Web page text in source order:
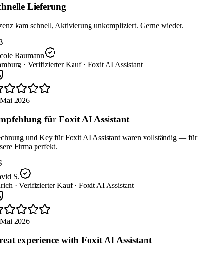
Lieferung
kam schnell, Aktivierung unkompliziert. Gerne wieder.
Baumann
· Verifizierter Kauf · Foxit AI Assistant
2026
für Foxit AI Assistant
und Key für Foxit AI Assistant waren vollständig — für
Firma perfekt.
S.
· Verifizierter Kauf · Foxit AI Assistant
2026
experience with Foxit AI Assistant